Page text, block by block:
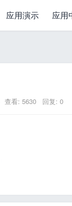
应用演示 应用
查看: 5630 回复: 0